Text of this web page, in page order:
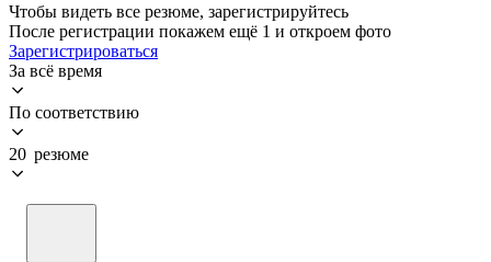
Чтобы видеть все резюме, зарегистрируйтесь
После регистрации покажем ещё 1 и откроем фото
Зарегистрироваться
За всё время
По соответствию
20 резюме